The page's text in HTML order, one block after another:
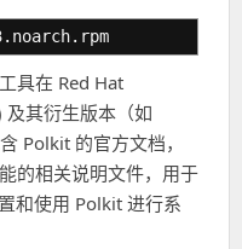
具在 Red Hat
其衍生版本（如
Polkit 的官方文档，
的相关说明文件，用于
和使用 Polkit 进行系